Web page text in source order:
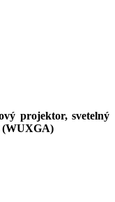
projektor, svetelný
(WUXGA)